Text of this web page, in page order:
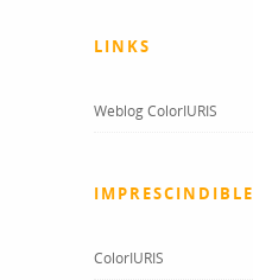
LINKS
Weblog ColorIURIS
ColorIURIS